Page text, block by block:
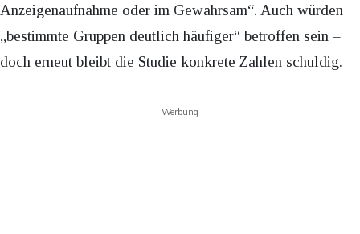
Anzeigenaufnahme oder im Gewahrsam“. Auch würden
„bestimmte Gruppen deutlich häufiger“ betroffen sein –
doch erneut bleibt die Studie konkrete Zahlen schuldig.
Werbung